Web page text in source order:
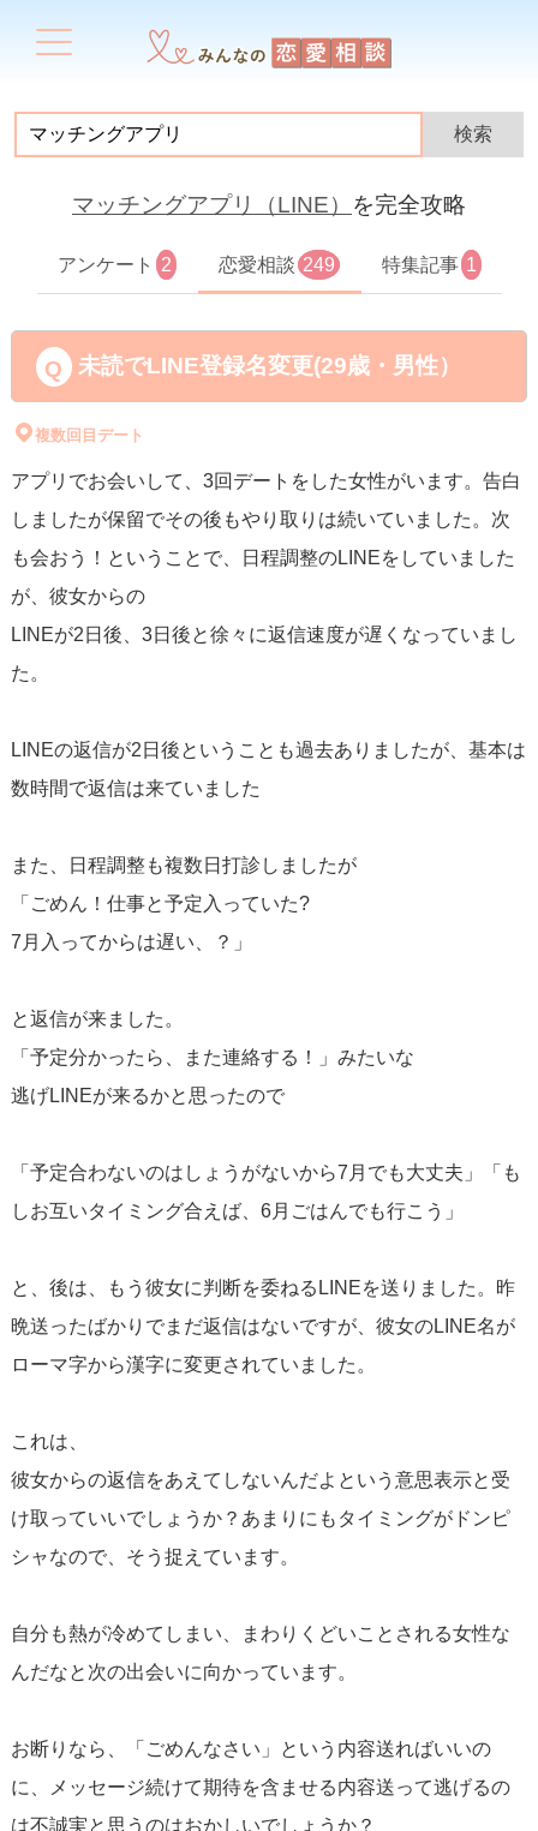
マッチングアプリ（LINE） を完全攻略
アンケート 2 恋愛相談 249 特集記事 1
未読でLINE登録名変更(29歳・男性）
複数回目デート
アプリでお会いして、3回デートをした女性がいます。告白
しましたが保留でその後もやり取りは続いていました。次
も会おう！ということで、日程調整のLINEをしていました
が、彼女からの
LINEが2日後、3日後と徐々に返信速度が遅くなっていまし
た。
LINEの返信が2日後ということも過去ありましたが、基本は
数時間で返信は来ていました
また、日程調整も複数日打診しましたが
「ごめん！仕事と予定入っていた?
7月入ってからは遅い、？」
と返信が来ました。
「予定分かったら、また連絡する！」みたいな
逃げLINEが来るかと思ったので
「予定合わないのはしょうがないから7月でも大丈夫」「も
しお互いタイミング合えば、6月ごはんでも行こう」
と、後は、もう彼女に判断を委ねるLINEを送りました。昨
晩送ったばかりでまだ返信はないですが、彼女のLINE名が
ローマ字から漢字に変更されていました。
これは、
彼女からの返信をあえてしないんだよという意思表示と受
け取っていいでしょうか？あまりにもタイミングがドンピ
シャなので、そう捉えています。
自分も熱が冷めてしまい、まわりくどいことされる女性な
んだなと次の出会いに向かっています。
お断りなら、「ごめんなさい」という内容送ればいいの
に、メッセージ続けて期待を含ませる内容送って逃げるの
は不誠実と思うのはおかしいでしょうか？